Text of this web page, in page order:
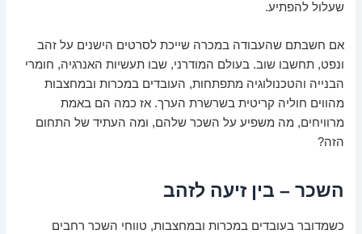
שעלול להפתיע.
אם חשבתם שהעבודה במכרה שייכת לסרטים הישנים על זהב
ונפט, תחשבו שוב. בעולם המודרני, שבו תעשיות האנרגיה, חומרי
הבנייה והטכנולוגיה מתפתחות, העובדים במכרות ובמחצבות
מהווים חוליה קריטית בשרשרת הערך. אז כמה הם באמת
מרוויחים, מה משפיע על השכר שלהם, ומה העתיד של התחום
הזה?
השכר – בין זיעה לזהב
כשמדובר בעובדים במכרות ובמחצבות, טווחי השכר רחבים